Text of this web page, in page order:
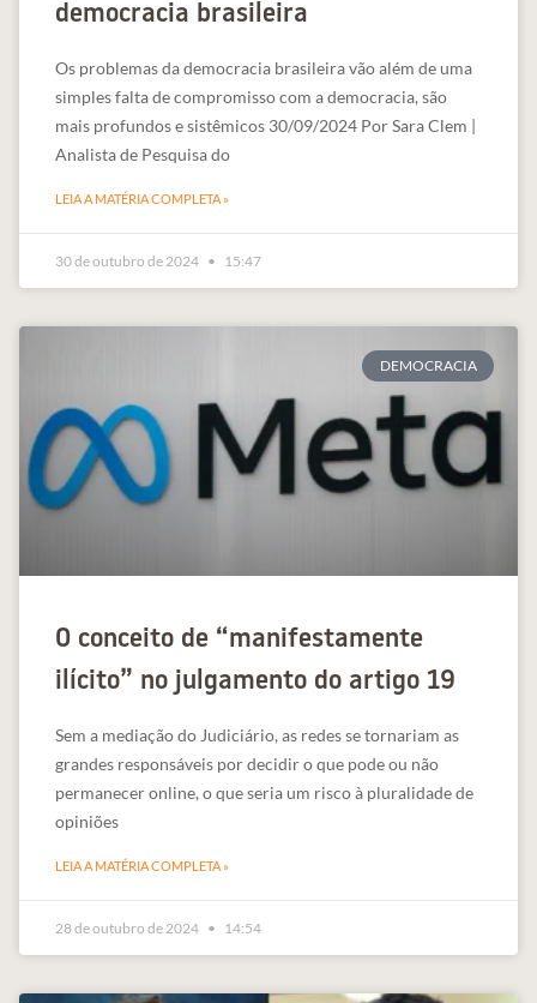
democracia brasileira
Os problemas da democracia brasileira vão além de uma
simples falta de compromisso com a democracia, são
mais profundos e sistêmicos 30/09/2024 Por Sara Clem |
Analista de Pesquisa do
LEIA A MATÉRIA COMPLETA »
30 de outubro de 2024 15:47
DEMOCRACIA
O conceito de “manifestamente
ilícito” no julgamento do artigo 19
Sem a mediação do Judiciário, as redes se tornariam as
grandes responsáveis por decidir o que pode ou não
permanecer online, o que seria um risco à pluralidade de
opiniões
LEIA A MATÉRIA COMPLETA »
28 de outubro de 2024 14:54